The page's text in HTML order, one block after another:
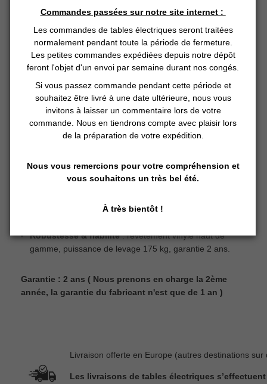
Productivité : trois moteurs pour des réglages rapides
(hauteur, dossier, jambes) → gain de temps et
adaptation immédiate.
Confort client :
matelas monobloc ( sans séparation) ,
mousse 10 cm, revêtement premium sans coutures →
assise agréable et hygiénique, résistance à l'usure
>250.000 cycles (test Martindale)
au patient, meilleure posture pour le praticien.
valorisation de la cabine.
Robustesse & fiabilité: revêtement vinyle haut de
gamme, puissance de levage 175 kg, garantie 2 ans.
Garantie : 2 ans ( Nous prenons en charge la 2ème
année, la garantie du fabricant n'est que de 1 an )
Livraison offerte en Europe (autres destinations sur
Les livraisons de tables électriques
Commandes passées sur notre site internet :
Les commandes de tables électriques seront traitées
normalement pendant toute la période de fermeture.
Les petites commandes expédiées depuis notre dépôt
feront l'objet d'un envoi par semaine durant nos congés.
Si vous passez commande pendant cette période et
souhaitez être livré à une date ultérieure, nous vous
invitons à laisser un commentaire lors de votre
commande. Nous en tiendrons compte avec plaisir lors
de la préparation de votre expédition.
Nous vous remercions pour votre compréhension et
vous souhaitons un très bel été.
À très bientôt !